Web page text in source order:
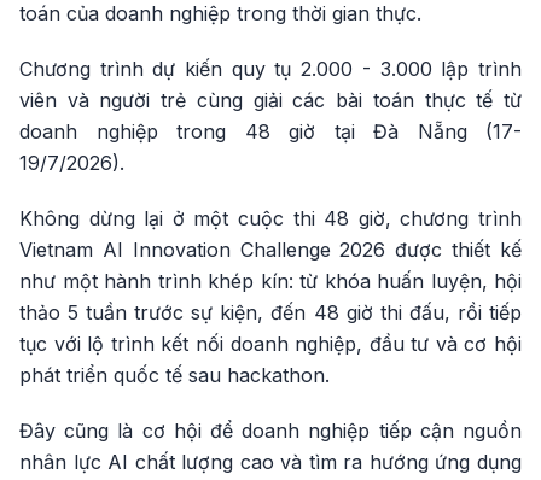
toán của doanh nghiệp trong thời gian thực.
Chương trình dự kiến quy tụ 2.000 - 3.000 lập trình
viên và người trẻ cùng giải các bài toán thực tế từ
doanh nghiệp trong 48 giờ tại Đà Nẵng (17-
19/7/2026).
Không dừng lại ở một cuộc thi 48 giờ, chương trình
Vietnam AI Innovation Challenge 2026 được thiết kế
như một hành trình khép kín: từ khóa huấn luyện, hội
thảo 5 tuần trước sự kiện, đến 48 giờ thi đấu, rồi tiếp
tục với lộ trình kết nối doanh nghiệp, đầu tư và cơ hội
phát triển quốc tế sau hackathon.
Đây cũng là cơ hội để doanh nghiệp tiếp cận nguồn
nhân lực AI chất lượng cao và tìm ra hướng ứng dụng